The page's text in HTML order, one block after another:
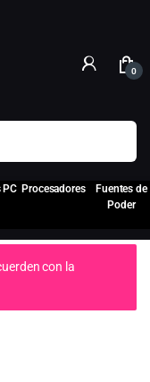
0
PC Procesadores
Fuentes de
Poder
con la